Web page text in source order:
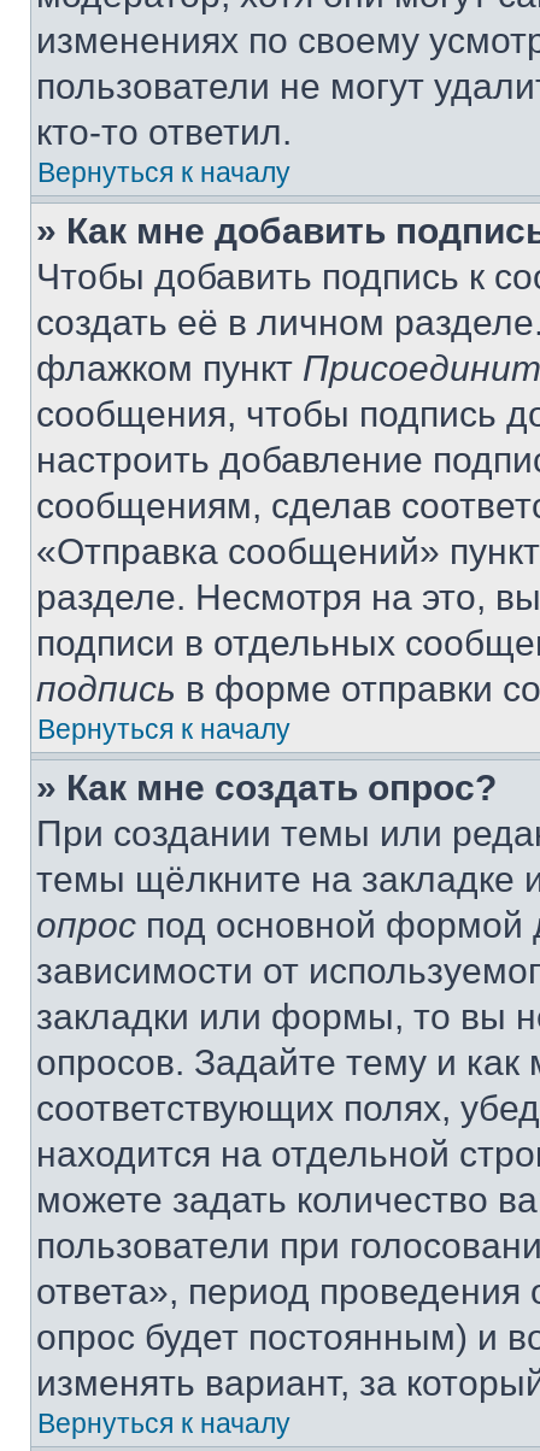
изменениях по своему
пользователи не могут
кто-то ответил.
Вернуться к началу
» Как мне добавить
Чтобы добавить подпись к
создать её в личном
флажком пункт
сообщения, чтобы подпись
настроить добавление
сообщениям, сделав
«Отправка сообщений»
разделе. Несмотря на это,
подписи в отдельных
подпись в форме отправки
Вернуться к началу
» Как мне создать опрос?
При создании темы или
темы щёлкните на
опрос под основной формой
зависимости от
закладки или формы, то вы
опросов. Задайте тему и
соответствующих полях,
находится на отдельной
можете задать количество
пользователи при
ответа», период проведения
опрос будет постоянным) и
изменять вариант, за
Вернуться к началу